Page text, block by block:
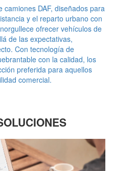
DAF, diseñados para
y el reparto urbano con
ofrecer vehículos de
de las expectativas,
Con tecnología de
con la calidad, los
preferida para aquellos
comercial.